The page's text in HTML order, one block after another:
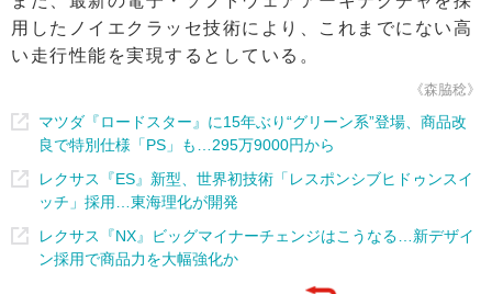
用したノイエクラッセ技術により、これまでにない高
い走行性能を実現するとしている。
《森脇稔》
マツダ『ロードスター』に15年ぶり“グリーン系”登場、商品改
良で特別仕様「PS」も…295万9000円から
レクサス『ES』新型、世界初技術「レスポンシブヒドゥンスイ
ッチ」採用…東海理化が開発
レクサス『NX』ビッグマイナーチェンジはこうなる…新デザイ
ン採用で商品力を大幅強化か